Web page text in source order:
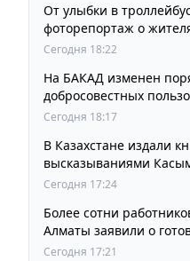
От улыбки в
фоторепортаж о
Сегодня 18:22
На БАКАД изменен
добросовестных
остается прежней
Сегодня 18:17
В Казахстане издали
высказываниями
Сегодня 17:24
Более сотни
Алматы заявили о
выборах членов
Сегодня 17:21